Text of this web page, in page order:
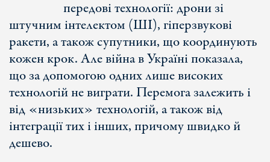
передові технології: дрони зі
штучним інтелектом (ШІ), гіперзвукові
ракети, а також супутники, що координують
кожен крок. Але війна в Україні показала,
що за допомогою одних лише високих
технологій не виграти. Перемога залежить і
від «низьких» технологій, а також від
інтеграції тих і інших, причому швидко й
дешево.